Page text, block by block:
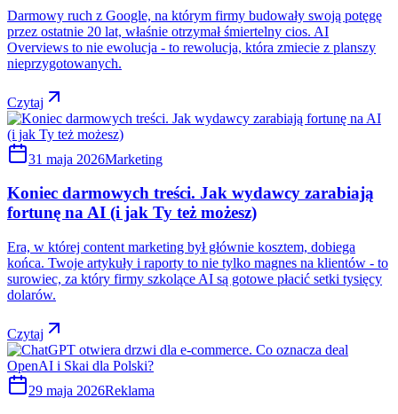
Darmowy ruch z Google, na którym firmy budowały swoją potęgę
przez ostatnie 20 lat, właśnie otrzymał śmiertelny cios. AI
Overviews to nie ewolucja - to rewolucja, która zmiecie z planszy
nieprzygotowanych.
Czytaj
31 maja 2026Marketing
Koniec darmowych treści. Jak wydawcy zarabiają
fortunę na AI (i jak Ty też możesz)
Era, w której content marketing był głównie kosztem, dobiega
końca. Twoje artykuły i raporty to nie tylko magnes na klientów - to
surowiec, za który firmy szkolące AI są gotowe płacić setki tysięcy
dolarów.
Czytaj
29 maja 2026Reklama